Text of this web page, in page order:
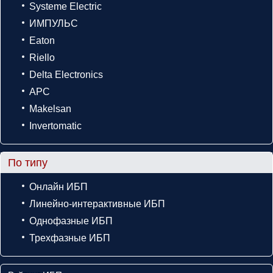
Systeme Electric
ИМПУЛЬС
Eaton
Riello
Delta Electronics
APC
Makelsan
Invertomatic
По типу
Онлайн ИБП
Линейно-интерактивные ИБП
Однофазные ИБП
Трехфазные ИБП